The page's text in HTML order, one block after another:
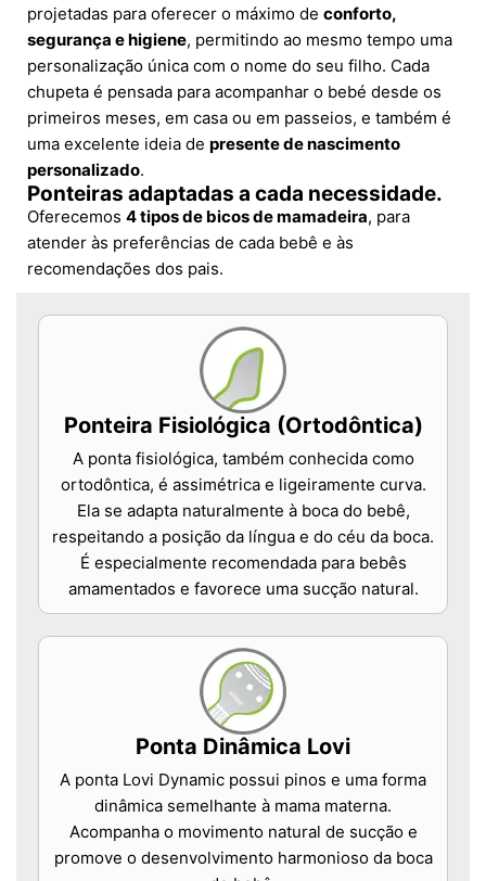
projetadas para oferecer o máximo de conforto,
segurança e higiene, permitindo ao mesmo tempo uma
personalização única com o nome do seu filho. Cada
chupeta é pensada para acompanhar o bebé desde os
primeiros meses, em casa ou em passeios, e também é
uma excelente ideia de presente de nascimento
personalizado.
Ponteiras adaptadas a cada necessidade.
Oferecemos 4 tipos de bicos de mamadeira, para
atender às preferências de cada bebê e às
recomendações dos pais.
Ponteira Fisiológica (Ortodôntica)
A ponta fisiológica, também conhecida como
ortodôntica, é assimétrica e ligeiramente curva.
Ela se adapta naturalmente à boca do bebê,
respeitando a posição da língua e do céu da boca.
É especialmente recomendada para bebês
amamentados e favorece uma sucção natural.
Ponta Dinâmica Lovi
A ponta Lovi Dynamic possui pinos e uma forma
dinâmica semelhante à mama materna.
Acompanha o movimento natural de sucção e
promove o desenvolvimento harmonioso da boca